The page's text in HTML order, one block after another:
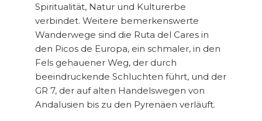
Spiritualität, Natur und Kulturerbe
verbindet. Weitere bemerkenswerte
Wanderwege sind die Ruta del Cares in
den Picos de Europa, ein schmaler, in den
Fels gehauener Weg, der durch
beeindruckende Schluchten führt, und der
GR 7, der auf alten Handelswegen von
Andalusien bis zu den Pyrenäen verläuft.